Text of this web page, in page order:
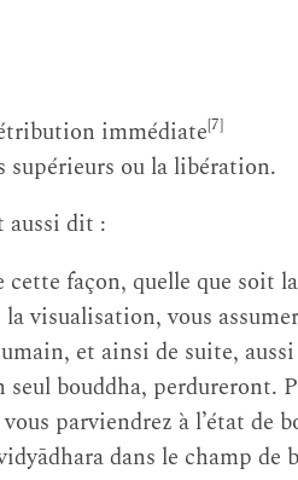
immédiate[7]
supérieurs ou la libération.
aussi dit :
façon, quelle que soit
visualisation, vous
et ainsi de suite, aussi
seul bouddha, perdureront.
parviendrez à l’état de
dans le champ de